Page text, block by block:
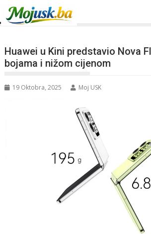
Huawei u Kini predstavio Nova
bojama i nižom cijenom
19 Oktobra, 2025 Moj USK